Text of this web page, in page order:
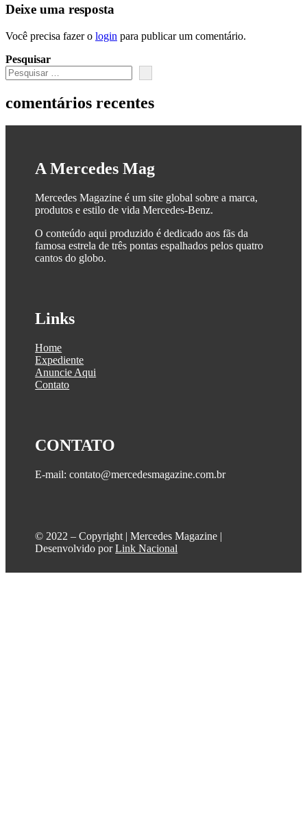
Deixe uma resposta
Você precisa fazer o login para publicar um comentário.
Pesquisar
comentários recentes
A Mercedes Mag
Mercedes Magazine é um site global sobre a marca,
produtos e estilo de vida Mercedes-Benz.
O conteúdo aqui produzido é dedicado aos fãs da
famosa estrela de três pontas espalhados pelos quatro
cantos do globo.
Links
Home
Expediente
Anuncie Aqui
Contato
CONTATO
E-mail: contato@mercedesmagazine.com.br
©️ 2022 – Copyright | Mercedes Magazine |
Desenvolvido porLink Nacional